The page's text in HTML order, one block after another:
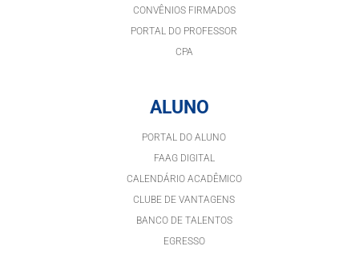
CONVÊNIOS FIRMADOS
PORTAL DO PROFESSOR
CPA
ALUNO
PORTAL DO ALUNO
FAAG DIGITAL
CALENDÁRIO ACADÊMICO
CLUBE DE VANTAGENS
BANCO DE TALENTOS
EGRESSO